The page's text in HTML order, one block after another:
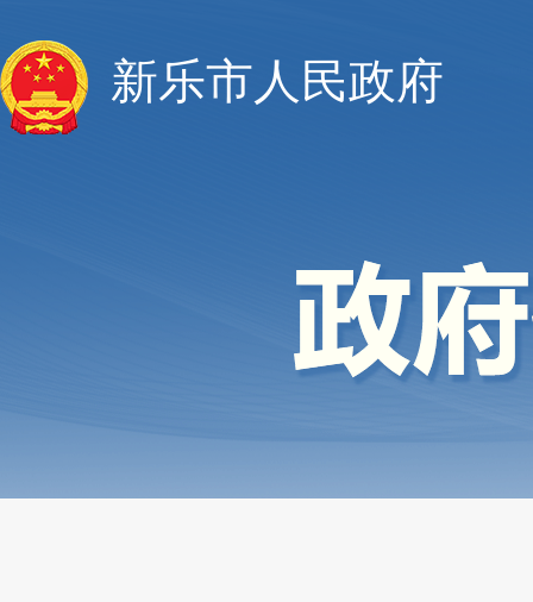
新乐市人民政府